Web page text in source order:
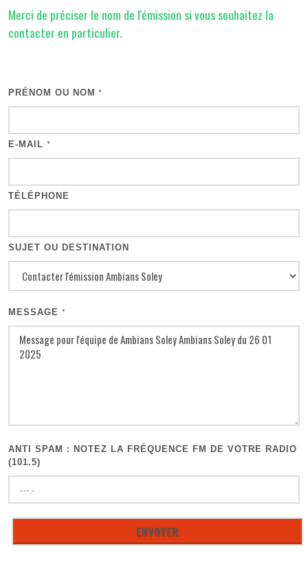
Merci de préciser le nom de l'émission si vous souhaitez la
contacter en particulier.
PRÉNOM OU NOM *
E-MAIL *
TÉLÉPHONE
SUJET OU DESTINATION
MESSAGE *
ANTI SPAM : NOTEZ LA FRÉQUENCE FM DE VOTRE RADIO
(101.5)